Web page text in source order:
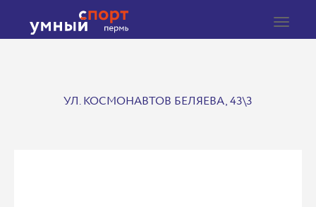
Toggle
УЛ. КОСМОНАВТОВ БЕЛЯЕВА, 43\3